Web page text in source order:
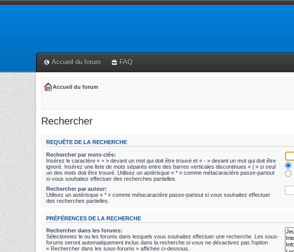
Accueil du forum FAQ
Accueil du forum
Rechercher
REQUÊTE DE LA RECHERCHE
Rechercher par mots-clés:
Insérez le caractère « + » devant un mot qui doit être trouvé et « - » devant un mot qui doit être
ignoré. Insérez une liste de mots séparés entre des barres verticales discontinues « | » si seul
un des mots doit être trouvé. Utilisez un astérisque « * » comme métacaractère passe-partout
si vous souhaitez effectuer des recherches partielles.
Rechercher par auteur:
Utilisez un astérisque « * » comme métacaractère passe-partout si vous souhaitez effectuer
des recherches partielles.
PRÉFÉRENCES DE LA RECHERCHE
Rechercher dans les forums:
Sélectionnez le ou les forums dans lesquels vous souhaitez effectuer une recherche. Les sous-
forums seront automatiquement inclus dans la recherche si vous ne désactivez pas l’option
« Rechercher dans les sous-forums » affichée ci-dessous.